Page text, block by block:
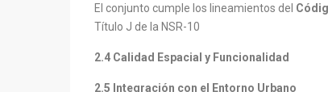
El conjunto cumple los lineamientos del
Título J de la NSR-10
2.4 Calidad Espacial y Funcionalidad
2.5 Integración con el Entorno Urbano